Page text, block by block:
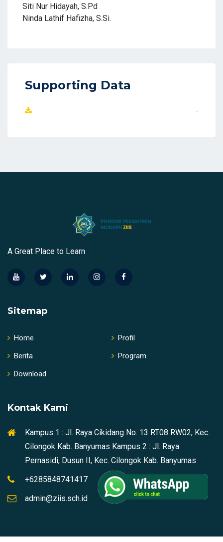
Siti Nur Hidayah, S.Pd
Ninda Lathif Hafizha, S.Si.
Supporting Data
-
A Great Place to Learn
Sitemap
Home
Profil
Berita
Program
Download
Kontak Kami
Kampus 1 : Jl. Raya Cikidang No. 13 RT08 RW02, Kec.
Cilongok Kab. Banyumas Kampus 2 : Jl. Raya
Pernasidi, Dusun II, Kec. Cilongok Kab. Banyumas
+6285848741417
admin@ziis.sch.id